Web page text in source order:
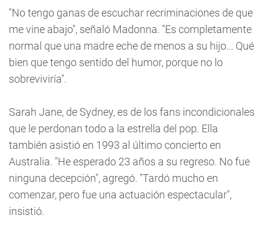
"No tengo ganas de escuchar recriminaciones de que
me vine abajo", señaló Madonna. "Es completamente
normal que una madre eche de menos a su hijo... Qué
bien que tengo sentido del humor, porque no lo
sobreviviría".
Sarah Jane, de Sydney, es de los fans incondicionales
que le perdonan todo a la estrella del pop. Ella
también asistió en 1993 al último concierto en
Australia. "He esperado 23 años a su regreso. No fue
ninguna decepción", agregó. "Tardó mucho en
comenzar, pero fue una actuación espectacular",
insistió.